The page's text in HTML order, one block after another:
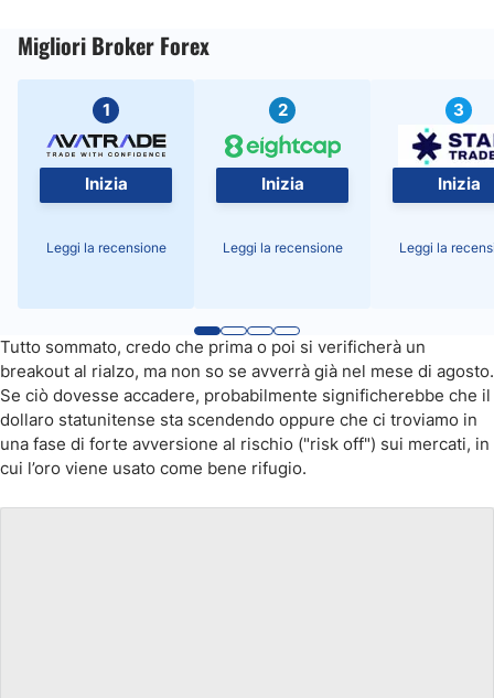
Migliori Broker Forex
1
Inizia
Leggi la recensione
2
Inizia
Leggi la recensione
3
Inizia
Leggi la
Tutto sommato, credo che prima o poi si verificherà un
breakout al rialzo, ma non so se avverrà già nel mese di agosto.
Se ciò dovesse accadere, probabilmente significherebbe che il
dollaro statunitense sta scendendo oppure che ci troviamo in
una fase di forte avversione al rischio ("risk off") sui mercati, in
cui l’oro viene usato come bene rifugio.